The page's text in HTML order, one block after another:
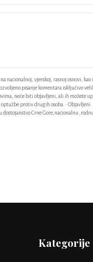
nacionalnoj, vjerskoj, rasnoj osnovi, kao i
pisanje komentara isključivo
neće biti objavljeni, ali ih možete
protiv drugih osoba. • Objavljeni
Crne Gore,nacionalnu
Kategorije